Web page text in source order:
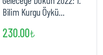
Bilim Kurgu Öykü
230.00₺